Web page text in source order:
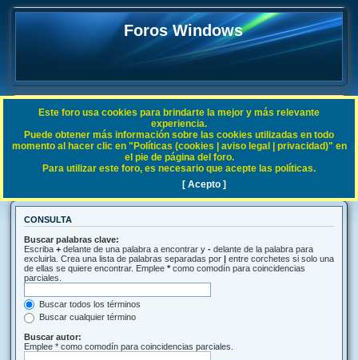
Foros Windows
FAQ
Índice general Buscar
Buscar
CONSULTA
Buscar palabras clave:
Escriba + delante de una palabra a encontrar y - delante de la palabra para
excluirla. Crea una lista de palabras separadas por | entre corchetes si solo una
de ellas se quiere encontrar. Emplee * como comodín para coincidencias
parciales.
Buscar todos los términos
Buscar cualquier término
Buscar autor:
Emplee * como comodín para coincidencias parciales.
Este foro usa cookies para brindarte la mejor y más relevante
experiencia.
Puede obtener más información sobre las cookies utilizadas en todo
momento al hacer clic en "Políticas (cookies | aviso legal | privacidad)" en
el pie de página del foro.
Para utilizar este foro, es necesario que acepte las políticas.
[ Acepto ]